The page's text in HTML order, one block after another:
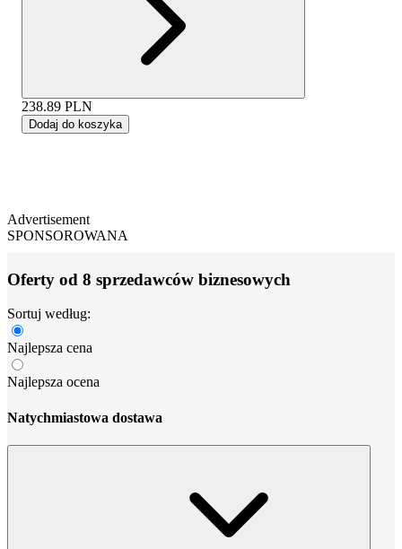
238.89 PLN
Dodaj do koszyka
Advertisement
SPONSOROWANA
Oferty od 8 sprzedawców biznesowych
Sortuj według:
Najlepsza cena
Najlepsza ocena
Natychmiastowa dostawa